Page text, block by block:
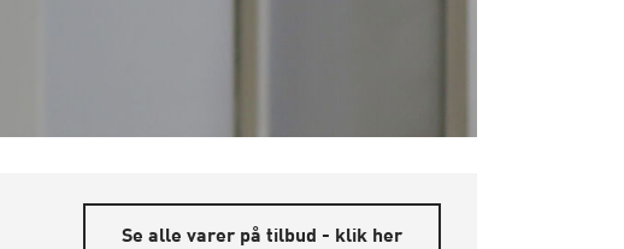
Se alle varer på tilbud - klik her